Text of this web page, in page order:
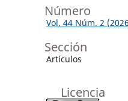
Número
Vol. 44 Núm. 2
Sección
Artículos
Licencia